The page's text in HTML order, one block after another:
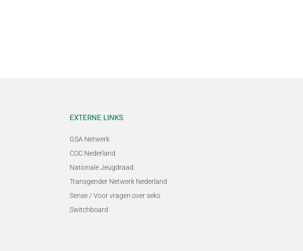
EXTERNE LINKS
GSA Netwerk
COC Nederland
Nationale Jeugdraad
Transgender Netwerk Nederland
Sense / Voor vragen over seks
Switchboard